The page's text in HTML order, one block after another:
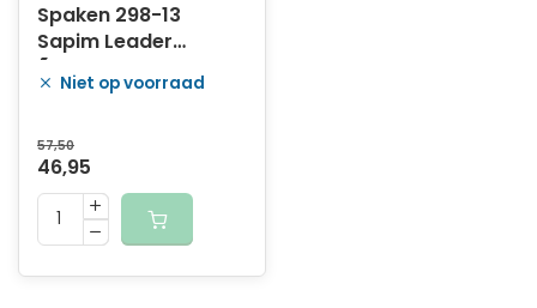
Spaken 298-13
Sapim Leader
Ã¸2.33mm FG 2,6 -
RVS (100 stuks)
Niet op voorraad
57,50
46,95